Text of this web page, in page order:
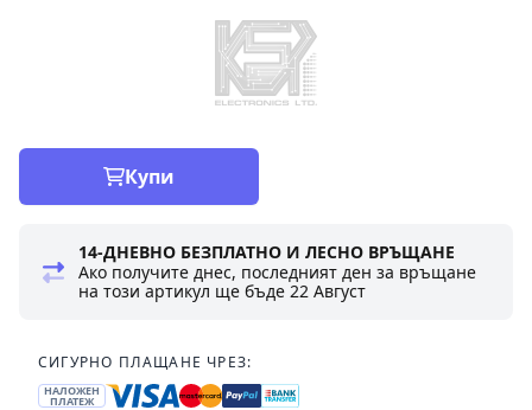
Купи
14-ДНЕВНО БЕЗПЛАТНО И ЛЕСНО ВРЪЩАНЕ
Ако получите днес, последният ден за връщане
на този артикул ще бъде22 Август
СИГУРНО ПЛАЩАНЕ ЧРЕЗ:
НАЛОЖЕН
ПЛАТЕЖ